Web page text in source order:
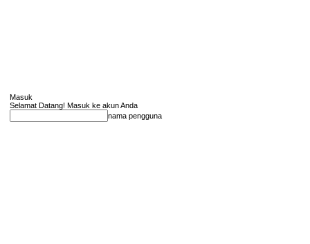
Masuk
Selamat Datang! Masuk ke akun Anda
nama pengguna